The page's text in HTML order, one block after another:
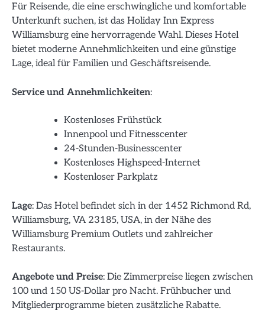
Für Reisende, die eine erschwingliche und komfortable
Unterkunft suchen, ist das Holiday Inn Express
Williamsburg eine hervorragende Wahl. Dieses Hotel
bietet moderne Annehmlichkeiten und eine günstige
Lage, ideal für Familien und Geschäftsreisende.
Service und Annehmlichkeiten:
Kostenloses Frühstück
Innenpool und Fitnesscenter
24-Stunden-Businesscenter
Kostenloses Highspeed-Internet
Kostenloser Parkplatz
Lage: Das Hotel befindet sich in der 1452 Richmond Rd,
Williamsburg, VA 23185, USA, in der Nähe des
Williamsburg Premium Outlets und zahlreicher
Restaurants.
Angebote und Preise: Die Zimmerpreise liegen zwischen
100 und 150 US-Dollar pro Nacht. Frühbucher und
Mitgliederprogramme bieten zusätzliche Rabatte.